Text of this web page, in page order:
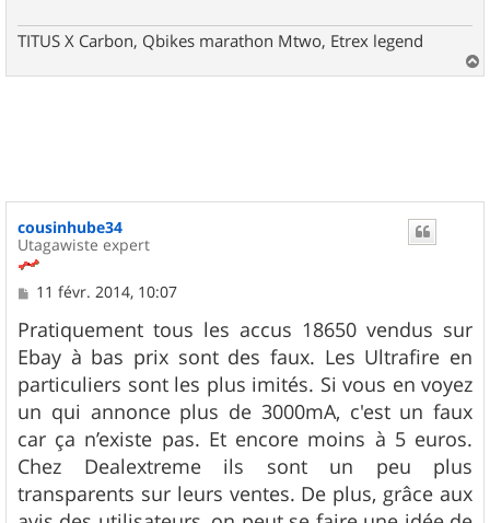
TITUS X Carbon, Qbikes marathon Mtwo, Etrex legend
a
cousinhube34
Utagawiste expert
M
s
s
a
g
e
11 févr. 2014, 10:07
Pratiquement tous les accus 18650 vendus sur
Ebay à bas prix sont des faux. Les Ultrafire en
particuliers sont les plus imités. Si vous en voyez
un qui annonce plus de 3000mA, c'est un faux
car ça n’existe pas. Et encore moins à 5 euros.
Chez Dealextreme ils sont un peu plus
transparents sur leurs ventes. De plus, grâce aux